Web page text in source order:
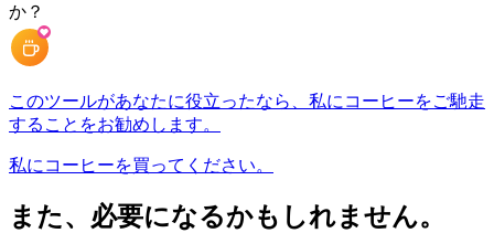
か？
このツールがあなたに役立ったなら、私にコーヒーをご馳走
することをお勧めします。
私にコーヒーを買ってください。
また、必要になるかもしれません。